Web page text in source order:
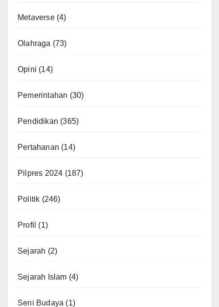
Metaverse(4)
Olahraga (73)
Opini (14)
Pemerintahan (30)
Pendidikan (365)
Pertahanan (14)
Pilpres 2024 (187)
Politik (246)
Profil (1)
Sejarah (2)
Sejarah Islam (4)
Seni Budaya (1)